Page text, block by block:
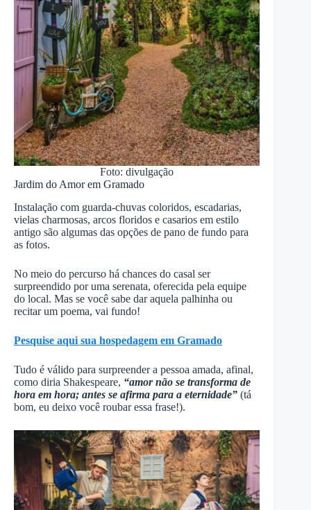
Foto: divulgação
Jardim do Amor em Gramado
Instalação com guarda-chuvas coloridos, escadarias,
vielas charmosas, arcos floridos e casarios em estilo
antigo são algumas das opções de pano de fundo para
as fotos.
No meio do percurso há chances do casal ser
surpreendido por uma serenata, oferecida pela equipe
do local. Mas se você sabe dar aquela palhinha ou
recitar um poema, vai fundo!
Pesquise aqui sua hospedagem em Gramado
Tudo é válido para surpreender a pessoa amada, afinal,
como diria Shakespeare, “amor não se transforma de
hora em hora; antes se afirma para a eternidade” (tá
bom, eu deixo você roubar essa frase!).